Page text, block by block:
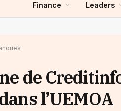
Finance Leaders
de
l’UEMOA